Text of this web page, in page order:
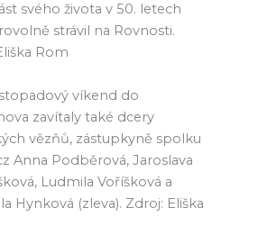
svého života v 50. letech
strávil na Rovnosti.
Rom
víkend do
zavítaly také dcery
vězňů, zástupkyně spolku
Anna Podběrová, Jaroslava
Ludmila Voříšková a
Hynková (zleva). Zdroj: Eliška